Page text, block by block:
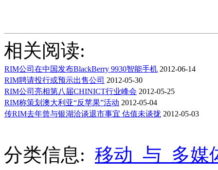
相关阅读:
RIM公司在中国发布BlackBerry 9930智能手机 2012-06-14
RIM聘请投行或预示出售公司 2012-05-30
RIM公司亮相第八届CHINICT行业峰会 2012-05-25
RIM称策划澳大利亚“反苹果”活动 2012-05-04
传RIM去年曾与银湖洽谈退市事宜 估值未谈拢 2012-05-03
分类信息: 移动_与_多媒